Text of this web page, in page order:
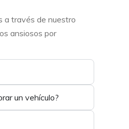
a través de nuestro
ansiosos por
un vehículo?